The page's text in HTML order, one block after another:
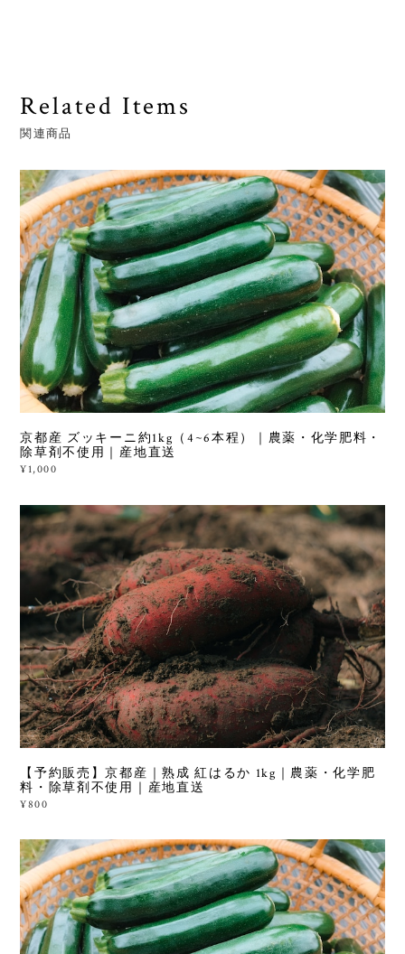
Related Items
関連商品
京都産 ズッキーニ約1kg（4~6本程）｜農薬・化学肥料・
除草剤不使用｜産地直送
¥1,000
【予約販売】京都産｜熟成 紅はるか 1kg｜農薬・化学肥
料・除草剤不使用｜産地直送
¥800